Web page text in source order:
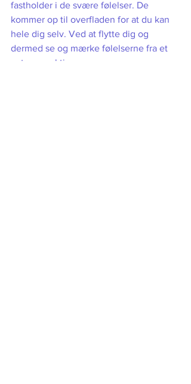
fastholder i de svære følelser. De
kommer op til overfladen for at du kan
hele dig selv. Ved at flytte dig og
dermed se og mærke følelserne fra et
nyt perspektiv.